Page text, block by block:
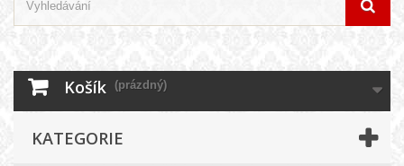
Košík (prázdný)
KATEGORIE